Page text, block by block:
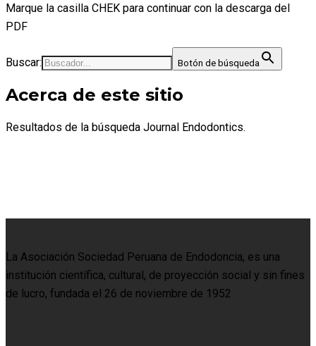
Marque la casilla CHEK para continuar con la descarga del
PDF
Buscar: Botón de búsqueda
Acerca de este sitio
Resultados de la búsqueda Journal Endodontics.
La Asociación Sociedad Peruana de Endodoncia, es una
institución científica, cultural, de proyección social y sin fines
de lucro, fundada el 26 de noviembre de 1952